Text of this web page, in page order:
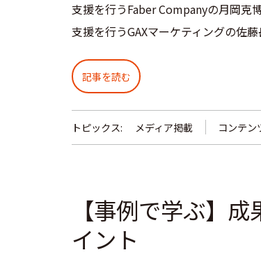
支援を行うFaber Companyの月岡克
支援を行うGAXマーケティングの佐
記事を読む
トピックス: メディア掲載 コンテン
【事例で学ぶ】
イント